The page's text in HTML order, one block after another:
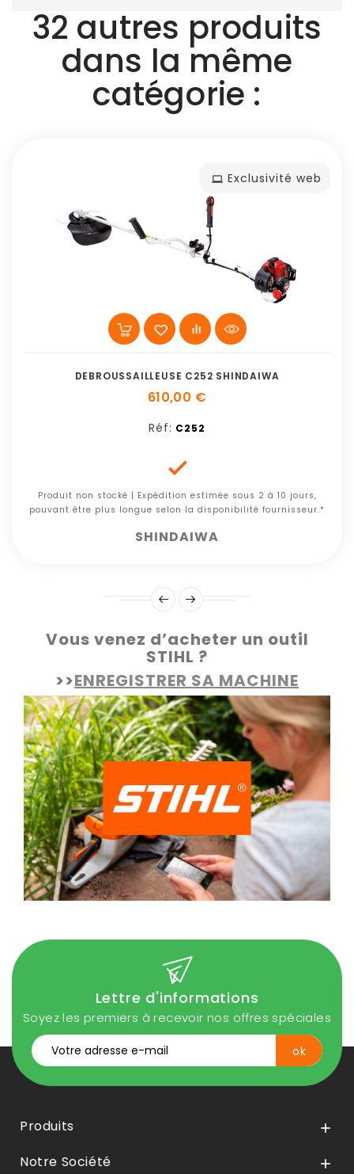
32 autres produits
dans la même
catégorie :
Exclusivité web
DEBROUSSAILLEUSE C252 SHINDAIWA
610,00 €
Réf: C252

Produit non stocké | Expédition estimée sous 2 à 10 jours,
pouvant être plus longue selon la disponibilité fournisseur.*
SHINDAIWA
Vous venez d’acheter un outil
STIHL ?
>>ENREGISTRER SA MACHINE
Lettre d'informations
Soyez les premiers à recevoir nos offres spéciales
Produits 
Notre Société 